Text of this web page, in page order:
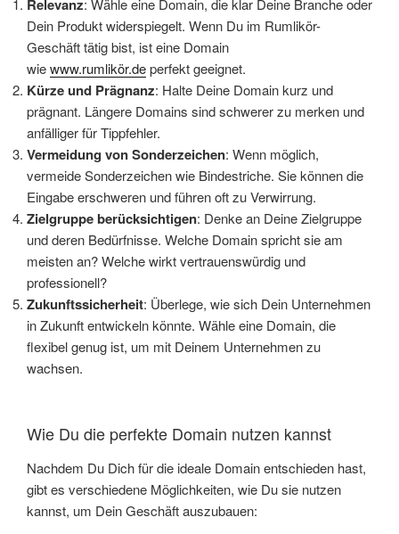
Relevanz: Wähle eine Domain, die klar Deine Branche oder
Dein Produkt widerspiegelt. Wenn Du im Rumlikör-
Geschäft tätig bist, ist eine Domain
wiewww.rumlikör.deperfekt geeignet.
Kürze und Prägnanz: Halte Deine Domain kurz und
prägnant. Längere Domains sind schwerer zu merken und
anfälliger für Tippfehler.
Vermeidung von Sonderzeichen: Wenn möglich,
vermeide Sonderzeichen wie Bindestriche. Sie können die
Eingabe erschweren und führen oft zu Verwirrung.
Zielgruppe berücksichtigen: Denke an Deine Zielgruppe
und deren Bedürfnisse. Welche Domain spricht sie am
meisten an? Welche wirkt vertrauenswürdig und
professionell?
Zukunftssicherheit: Überlege, wie sich Dein Unternehmen
in Zukunft entwickeln könnte. Wähle eine Domain, die
flexibel genug ist, um mit Deinem Unternehmen zu
wachsen.
Wie Du die perfekte Domain nutzen kannst
Nachdem Du Dich für die ideale Domain entschieden hast,
gibt es verschiedene Möglichkeiten, wie Du sie nutzen
kannst, um Dein Geschäft auszubauen: